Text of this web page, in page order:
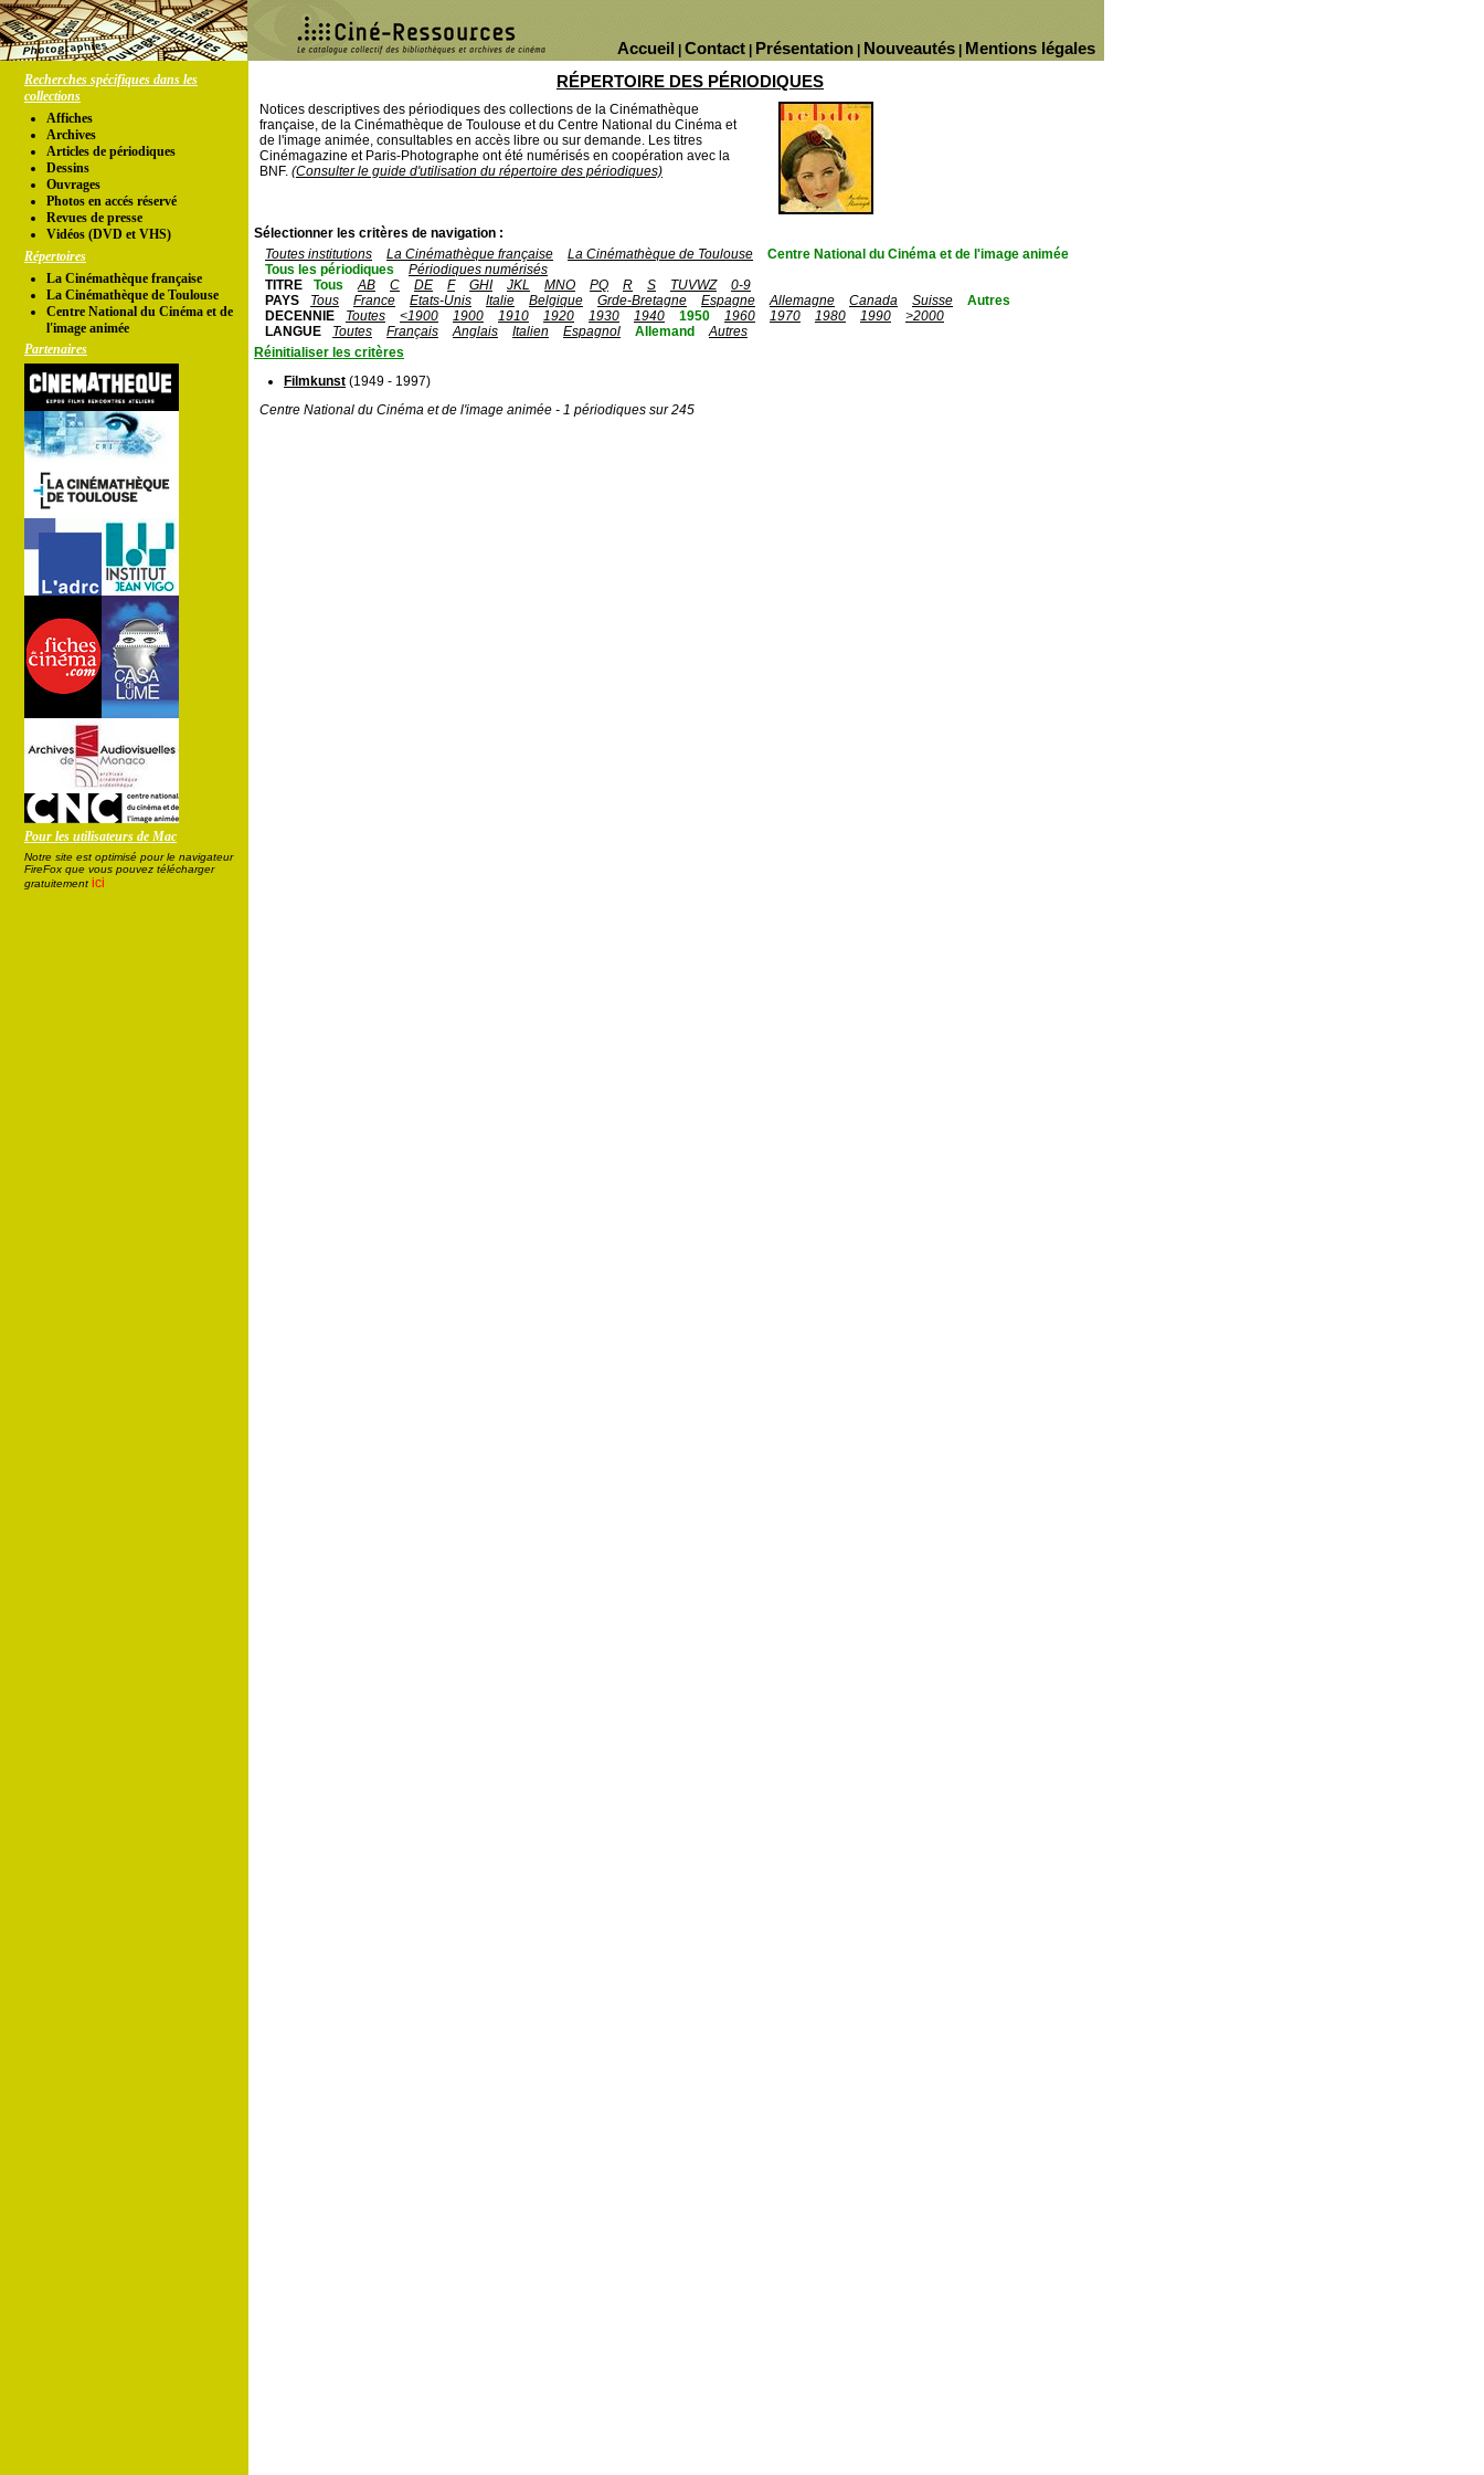
Mentions légales
Nouveautés
Présentation
Contact
Accueil
Recherches spécifiques dans les
collections
Affiches
Archives
Articles de périodiques
Dessins
Ouvrages
Photos en accés réservé
Revues de presse
Vidéos (DVD et VHS)
Répertoires
La Cinémathèque française
La Cinémathèque de Toulouse
Centre National du Cinéma et de
l'image animée
Partenaires
Pour les utilisateurs de Mac
Notre site est optimisé pour le navigateur
FireFox que vous pouvez télécharger
gratuitement ici
RÉPERTOIRE DES PÉRIODIQUES
Notices descriptives des périodiques des collections de la Cinémathèque
française, de la Cinémathèque de Toulouse et du Centre National du Cinéma et
de l'image animée, consultables en accès libre ou sur demande. Les titres
Cinémagazine et Paris-Photographe ont été numérisés en coopération avec la
BNF. (Consulter le guide d'utilisation du répertoire des périodiques)
Sélectionner les critères de navigation :
Toutes institutions
La Cinémathèque française La Cinémathèque de Toulouse
Centre National du Cinéma et de l'image animée
Tous les périodiques
Périodiques numérisés
TITRE
Tous AB C DE F GHI JKL MNO PQ R S TUVWZ
0-9
PAYS
Tous France Etats-Unis Italie Belgique Grde-Bretagne Espagne Allemagne Canada Suisse
Autres
DECENNIE
Toutes <1900 1900 1910 1920 1930 1940 1950 1960 1970 1980 1990
>2000
LANGUE
Toutes Français Anglais Italien Espagnol Allemand
Autres
Réinitialiser les critères
Filmkunst (1949 - 1997)
Centre National du Cinéma et de l'image animée - 1 périodiques sur 245